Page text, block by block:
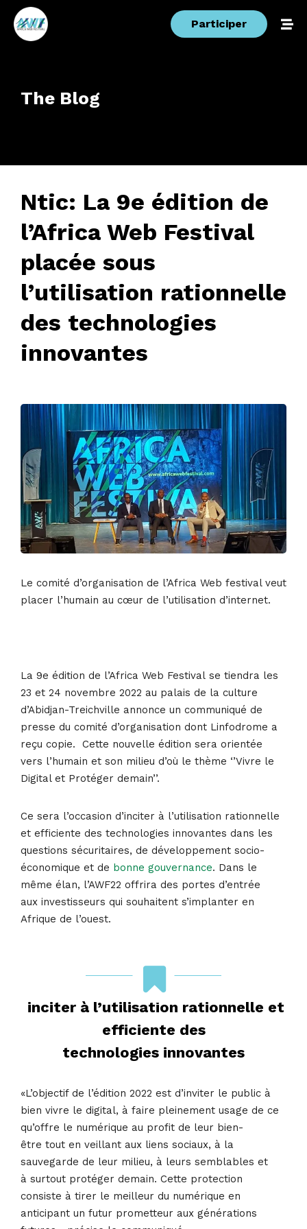
Participer
The Blog
Ntic: La 9e édition de
l’Africa Web Festival
placée sous
l’utilisation rationnelle
des technologies
innovantes
Le comité d’organisation de l’Africa Web festival veut
placer l’humain au cœur de l’utilisation d’internet.
La 9e édition de l’Africa Web Festival se tiendra les
23 et 24 novembre 2022 au palais de la culture
d’Abidjan-Treichville annonce un communiqué de
presse du comité d’organisation dont Linfodrome a
reçu copie. Cette nouvelle édition sera orientée
vers l’humain et son milieu d’où le thème ‘’Vivre le
Digital et Protéger demain’’.
Ce sera l’occasion d’inciter à l’utilisation rationnelle
et efficiente des technologies innovantes dans les
questions sécuritaires, de développement socio-
économique et de bonne gouvernance. Dans le
même élan, l’AWF22 offrira des portes d’entrée
aux investisseurs qui souhaitent s’implanter en
Afrique de l’ouest.
inciter à l’utilisation rationnelle et
efficiente des
technologies innovantes
«L’objectif de l’édition 2022 est d’inviter le public à
bien vivre le digital, à faire pleinement usage de ce
qu’offre le numérique au profit de leur bien-
être tout en veillant aux liens sociaux, à la
sauvegarde de leur milieu, à leurs semblables et
à surtout protéger demain. Cette protection
consiste à tirer le meilleur du numérique en
anticipant un futur prometteur aux générations